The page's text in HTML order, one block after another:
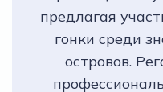
предлагая
гонки среди
островов.